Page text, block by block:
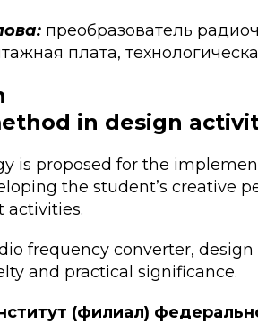
преобразователь
плата,
in design
is proposed for the
the student’s creative
activities.
frequency converter,
and practical significance.
(филиал)